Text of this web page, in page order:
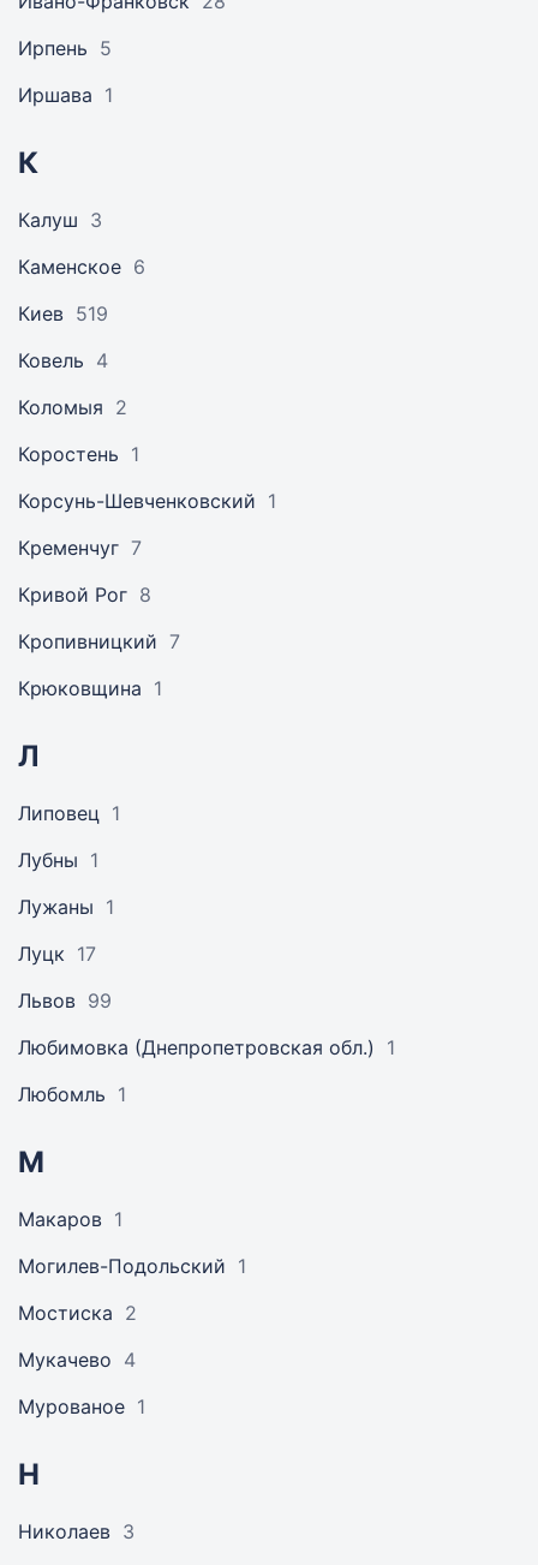
Ирпень 5
Иршава 1
К
Калуш 3
Каменское 6
Киев 519
Ковель 4
Коломыя 2
Коростень 1
Корсунь-Шевченковский 1
Кременчуг 7
Кривой Рог 8
Кропивницкий 7
Крюковщина 1
Л
Липовец 1
Лубны 1
Лужаны 1
Луцк 17
Львов 99
Любимовка (Днепропетровская обл.)
1
Любомль 1
М
Макаров 1
Могилев-Подольский 1
Мостиска 2
Мукачево 4
Мурованое 1
Н
Николаев 3